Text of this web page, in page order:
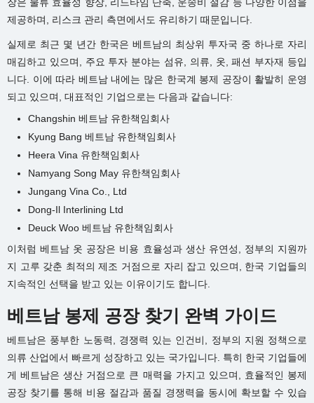
제공하며, 리스크 관리 측면에서도 유리하기 때문입니다.
실제로 최근 몇 년간 한국은 베트남의 최상위 투자국 중 하나로 자리
매김하고 있으며, 주요 투자 분야는 섬유, 의류, 옷, 패션 부자재 등입
니다. 이에 따라 베트남 내에는 많은 한국계 봉제 공장이 활발히 운영
되고 있으며, 대표적인 기업으로는 다음과 같습니다:
Changshin 베트남 유한책임회사
Kyung Bang 베트남 유한책임회사
Heera Vina 유한책임회사
Namyang Song May 유한책임회사
Jungang Vina Co., Ltd
Dong-Il Interlining Ltd
Deuck Woo 베트남 유한책임회사
이처럼 베트남 옷 공장은 비용 효율성과 생산 유연성, 정부의 지원까
지 고루 갖춘 최적의 제조 거점으로 자리 잡고 있으며, 한국 기업들의
지속적인 선택을 받고 있는 이유이기도 합니다.
베트남 봉제 공장 찾기 완벽 가이드
베트남은 풍부한 노동력, 경쟁력 있는 인건비, 정부의 지원 정책으로
의류 산업에서 빠르게 성장하고 있는 국가입니다. 특히 한국 기업들에
게 베트남은 생산 거점으로 큰 매력을 가지고 있으며, 효율적인 봉제
공장 찾기를 통해 비용 절감과 품질 경쟁력을 동시에 확보할 수 있습